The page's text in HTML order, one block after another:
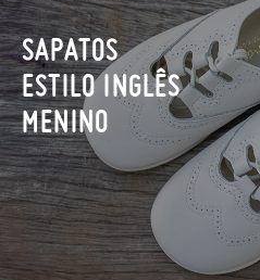
SAPATOS
ESTILO INGLÊS
MENINO